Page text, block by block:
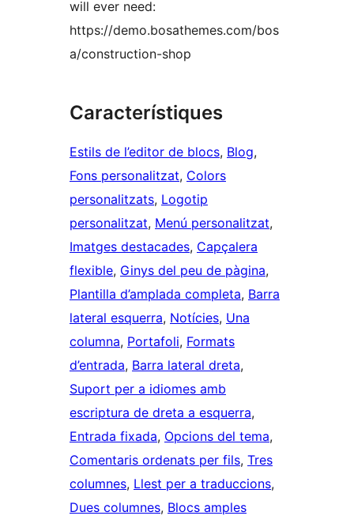
will ever need:
https://demo.bosathemes.com/bos
a/construction-shop
Característiques
Estils de l’editor de blocs, Blog
Fons personalitzat, Colors
personalitzats, Logotip
personalitzat, Menú personalitzat
Imatges destacades, Capçalera
flexible, Ginys del peu de pàgina
Plantilla d’amplada completa, Barra
lateral esquerra, Notícies, Una
columna, Portafoli, Formats
d’entrada, Barra lateral dreta
Suport per a idiomes amb
escriptura de dreta a esquerra
Entrada fixada, Opcions del tema
Comentaris ordenats per fils, Tres
columnes, Llest per a traduccions
Dues columnes, Blocs amples